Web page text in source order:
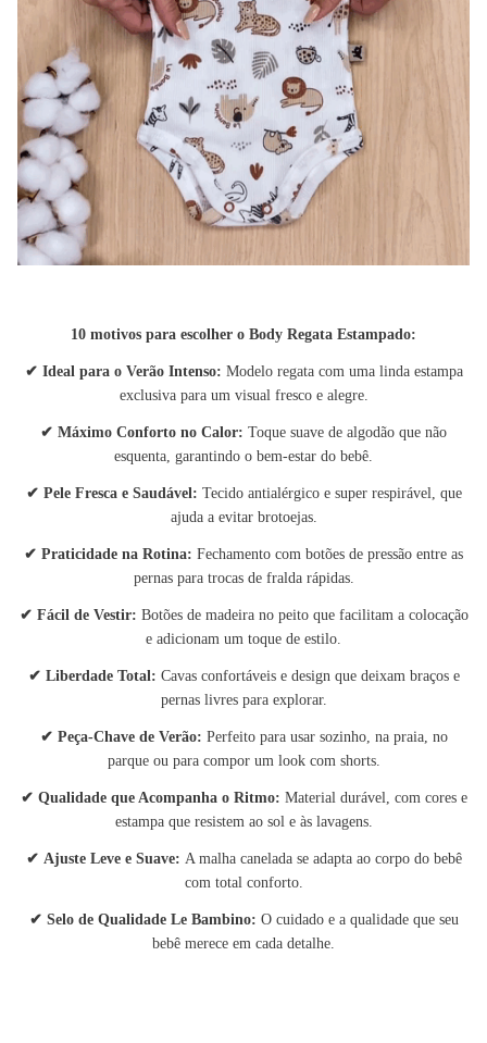
10 motivos para escolher o Body Regata Estampado:
✔ Ideal para o Verão Intenso: Modelo regata com uma linda estampa
exclusiva para um visual fresco e alegre.
✔ Máximo Conforto no Calor: Toque suave de algodão que não
esquenta, garantindo o bem-estar do bebê.
✔ Pele Fresca e Saudável: Tecido antialérgico e super respirável, que
ajuda a evitar brotoejas.
✔ Praticidade na Rotina: Fechamento com botões de pressão entre as
pernas para trocas de fralda rápidas.
✔ Fácil de Vestir: Botões de madeira no peito que facilitam a colocação
e adicionam um toque de estilo.
✔ Liberdade Total: Cavas confortáveis e design que deixam braços e
pernas livres para explorar.
✔ Peça-Chave de Verão: Perfeito para usar sozinho, na praia, no
parque ou para compor um look com shorts.
✔ Qualidade que Acompanha o Ritmo: Material durável, com cores e
estampa que resistem ao sol e às lavagens.
✔ Ajuste Leve e Suave: A malha canelada se adapta ao corpo do bebê
com total conforto.
✔ Selo de Qualidade Le Bambino: O cuidado e a qualidade que seu
bebê merece em cada detalhe.